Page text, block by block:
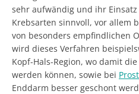
sehr aufwändig und ihr
Krebsarten sinnvoll, vor allem
von besonders empfindlichen
wird dieses Verfahren
Kopf-Hals-Region, wo damit
werden können, sowie bei
Enddarm besser geschont